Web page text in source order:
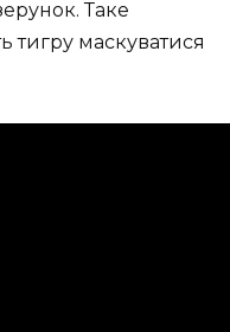
Таке
тигру маскуватися